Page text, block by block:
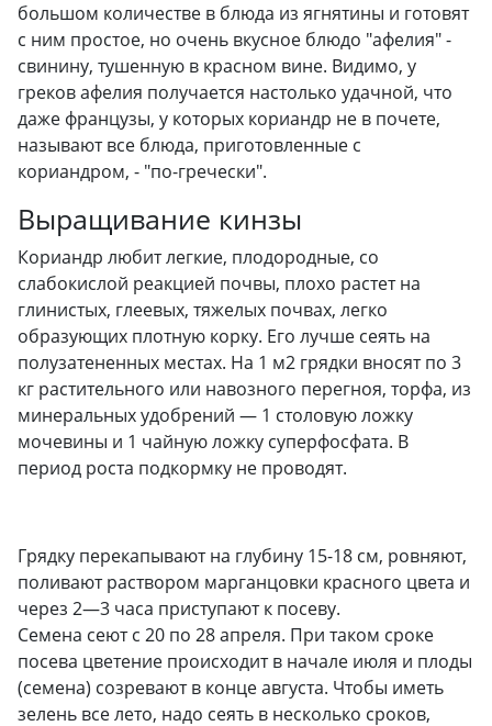
большом количестве в блюда из ягнятины и готовят
с ним простое, но очень вкусное блюдо "афелия" -
свинину, тушенную в красном вине. Видимо, у
греков афелия получается настолько удачной, что
даже французы, у которых кориандр не в почете,
называют все блюда, приготовленные с
кориандром, - "по-гречески".
Выращивание кинзы
Кориандр любит легкие, плодородные, со
слабокислой реакцией почвы, плохо растет на
глинистых, глеевых, тяжелых почвах, легко
образующих плотную корку. Его лучше сеять на
полузатененных местах. На 1 м2 грядки вносят по 3
кг растительного или навозного перегноя, торфа, из
минеральных удобрений — 1 столовую ложку
мочевины и 1 чайную ложку суперфосфата. В
период роста подкормку не проводят.
Грядку перекапывают на глубину 15-18 см, ровняют,
поливают раствором марганцовки красного цвета и
через 2—3 часа приступают к посеву.
Семена сеют с 20 по 28 апреля. При таком сроке
посева цветение происходит в начале июля и плоды
(семена) созревают в конце августа. Чтобы иметь
зелень все лето, надо сеять в несколько сроков,